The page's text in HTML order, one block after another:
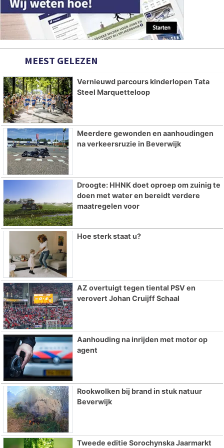
MEEST GELEZEN
Vernieuwd parcours kinderlopen Tata
Steel Marquetteloop
Meerdere gewonden en aanhoudingen
na verkeersruzie in Beverwijk
Droogte: HHNK doet oproep om zuinig te
doen met water en bereidt verdere
maatregelen voor
Hoe sterk staat u?
AZ overtuigt tegen tiental PSV en
verovert Johan Cruijff Schaal
Aanhouding na inrijden met motor op
agent
Rookwolken bij brand in stuk natuur
Beverwijk
Tweede editie Sorochynska Jaarmarkt